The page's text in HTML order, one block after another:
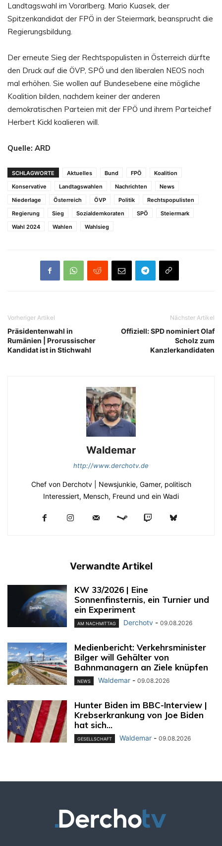
Landtagswahl im Vorarlberg. Mario Kuasek, der
Spitzenkandidat der FPÖ in der Steiermark, beansprucht die
Regierungsbildung.
Der erneute Sieg der Rechtspopulisten in Österreich dürfte
den Druck auf die ÖVP, SPÖ und den liberalen NEOS noch
mal erhöhen. Sie wollen auf Bundesebene eine mögliche
Koalition bilden, nachdem keiner der anderen
demokratischen Parteien mit der FPÖ und ihrem Parteichef
Herbert Kickl koalieren will.
Quelle: ARD
SCHLAGWORTE Aktuelles Bund FPÖ
Koalition
Konservative
Landtagswahlen Nachrichten
News
Niederlage
Österreich ÖVP Politik
Rechtspopulisten
Regierung
Sieg Sozialdemkoraten SPÖ
Steiermark
Wahl 2024
Wahlen Wahlsieg
Vorheriger Artikel
Präsidentenwahl in
Rumänien | Prorussischer
Kandidat ist in Stichwahl
Nächster Artikel
Offiziell: SPD nominiert Olaf
Scholz zum
Kanzlerkandidaten
Waldemar
http://www.derchotv.de
Chef von Derchotv | Newsjunkie, Gamer, politisch
Interessiert, Mensch, Freund und ein Wadi
Verwandte Artikel
KW 33/2026 | Eine
Sonnenfinsternis, ein Turnier und
ein Experiment
AM NACHMITTAG Derchotv - 09.08.2026
Medienbericht: Verkehrsminister
Bilger will Gehälter von
Bahnmanagern an Ziele knüpfen
NEWS Waldemar - 09.08.2026
Hunter Biden im BBC-Interview |
Krebserkrankung von Joe Biden
hat sich...
GESELLSCHAFT Waldemar - 09.08.2026